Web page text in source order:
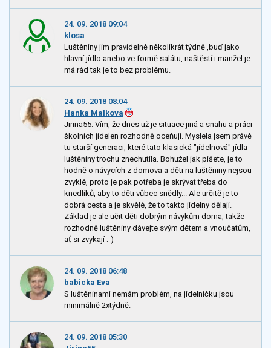
24. 09. 2018 09:04
klosa
Luštěniny jím pravidelně několikrát týdně ,buď jako
hlavní jídlo anebo ve formě salátu, naštěstí i manžel je
má rád tak je to bez problému.
24. 09. 2018 08:04
Hanka Malkova
Jirina55: Vím, že dnes už je situace jiná a snahu a práci
školních jídelen rozhodně oceňuji. Myslela jsem právě
tu starší generaci, které tato klasická "jídelnová" jídla
luštěniny trochu znechutila. Bohužel jak píšete, je to
hodně o návycích z domova a děti na luštěniny nejsou
zvyklé, proto je pak potřeba je skrývat třeba do
knedlíků, aby to děti vůbec snědly... Ale určitě je to
dobrá cesta a je skvělé, že to takto jídelny dělají.
Základ je ale učit děti dobrým návykům doma, takže
rozhodně luštěniny dávejte svým dětem a vnoučatům,
ať si zvykají :-)
24. 09. 2018 06:48
babicka Eva
S luštěninami nemám problém, na jídelníčku jsou
minimálně 2xtýdně.
24. 09. 2018 05:30